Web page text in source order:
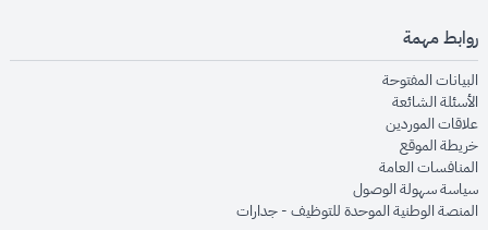
روابط مهمة
البيانات المفتوحةopens in new window
الأسئلة الشائعةopens in new window
علاقات الموردينopens in new window
خريطة الموقعopens in new window
المنافسات العامةopens in new window
سياسة سهولة الوصولopens in new window
المنصة الوطنية الموحدة للتوظيف - جداراتopens in new window